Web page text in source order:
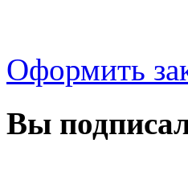
Оформить
Вы